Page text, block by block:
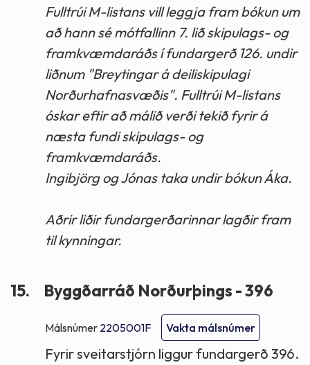
Fulltrúi M-listans vill leggja fram bókun um
að hann sé mótfallinn 7. lið skipulags- og
framkvæmdaráðs í fundargerð 126. undir
liðnum "Breytingar á deiliskipulagi
Norðurhafnasvæðis". Fulltrúi M-listans
óskar eftir að málið verði tekið fyrir á
næsta fundi skipulags- og
framkvæmdaráðs.
Ingibjörg og Jónas taka undir bókun Áka.
Aðrir liðir fundargerðarinnar lagðir fram
til kynningar.
15. Byggðarráð Norðurþings - 396
Málsnúmer 2205001F Vakta málsnúmer
Fyrir sveitarstjórn liggur fundargerð 396.